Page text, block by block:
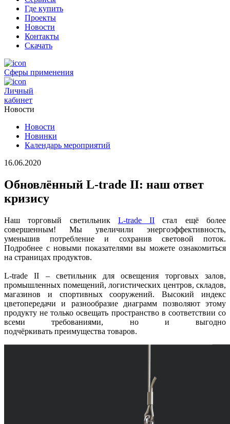
Где купить
Проекты
Новости
Контакты
Скачать
Сферы применения
Личный
кабинет
Новости
Новости
Новинки
Календарь мероприятий
16.06.2020
Обновлённый L-trade II: наш ответ
кризису
Наш торговый светильник L-trade II стал ещё более
совершенным! Мы увеличили энергоэффективность,
уменьшив потребление и сохранив световой поток.
Подробнее с новыми показателями вы можете ознакомиться
на страницах продуктов.
L-trade II – светильник для освещения торговых залов,
промышленных помещений, логистических центров, складов,
магазинов и спортивных сооружений. Высокий индекс
цветопередачи и разнообразие диаграмм позволяют этому
продукту не только освещать пространство в соответствии со
всеми требованиями, но и выгодно
подчёркивать преимущества товаров.